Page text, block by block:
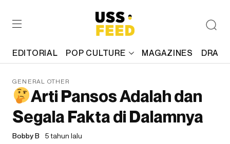
EDITORIAL POP CULTURE MAGAZINES
GENERAL OTHER
Arti Pansos Adalah dan
Segala Fakta di Dalamnya
Bobby B 5 tahun lalu